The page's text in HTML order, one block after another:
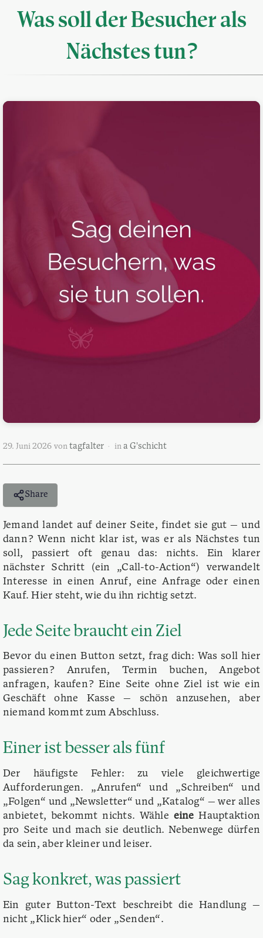
Was soll der Besucher als
Nächstes tun?
29. Juni 2026 von tagfalter in a G'schicht
Share
Jemand landet auf deiner Seite, findet sie gut — und
dann? Wenn nicht klar ist, was er als Nächstes tun
soll, passiert oft genau das: nichts. Ein klarer
nächster Schritt (ein „Call-to-Action“) verwandelt
Interesse in einen Anruf, eine Anfrage oder einen
Kauf. Hier steht, wie du ihn richtig setzt.
Jede Seite braucht ein Ziel
Bevor du einen Button setzt, frag dich: Was soll hier
passieren? Anrufen, Termin buchen, Angebot
anfragen, kaufen? Eine Seite ohne Ziel ist wie ein
Geschäft ohne Kasse — schön anzusehen, aber
niemand kommt zum Abschluss.
Einer ist besser als fünf
Der häufigste Fehler: zu viele gleichwertige
Aufforderungen. „Anrufen“ und „Schreiben“ und
„Folgen“ und „Newsletter“ und „Katalog“ — wer alles
anbietet, bekommt nichts. Wähle eine Hauptaktion
pro Seite und mach sie deutlich. Nebenwege dürfen
da sein, aber kleiner und leiser.
Sag konkret, was passiert
Ein guter Button-Text beschreibt die Handlung —
nicht „Klick hier“ oder „Senden“.